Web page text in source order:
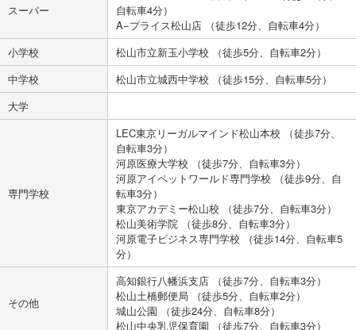
スーパー
自転車4分）
A−プライス松山店 （徒歩12分、自転車4分）
小学校
松山市立新玉小学校 （徒歩5分、自転車2分）
中学校
松山市立城西中学校 （徒歩15分、自転車5分）
大学
専門学校
LEC東京リーガルマインド松山本校 （徒歩7分、
自転車3分）
河原医療大学校 （徒歩7分、自転車3分）
河原アイペットワールド専門学校 （徒歩9分、自
転車3分）
東京アカデミー松山校 （徒歩7分、自転車3分）
松山美術学院 （徒歩8分、自転車3分）
河原電子ビジネス専門学校 （徒歩14分、自転車5
分）
その他
高知銀行八幡浜支店 （徒歩7分、自転車3分）
松山土橋郵便局 （徒歩5分、自転車2分）
城山公園 （徒歩24分、自転車8分）
松山中央乳児保育園 （徒歩7分、自転車3分）